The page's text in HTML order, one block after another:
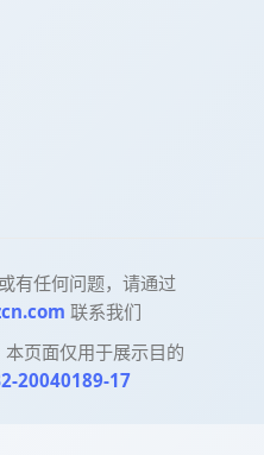
有任何问题，请通过
联系我们
页面仅用于展示目的
20040189-17